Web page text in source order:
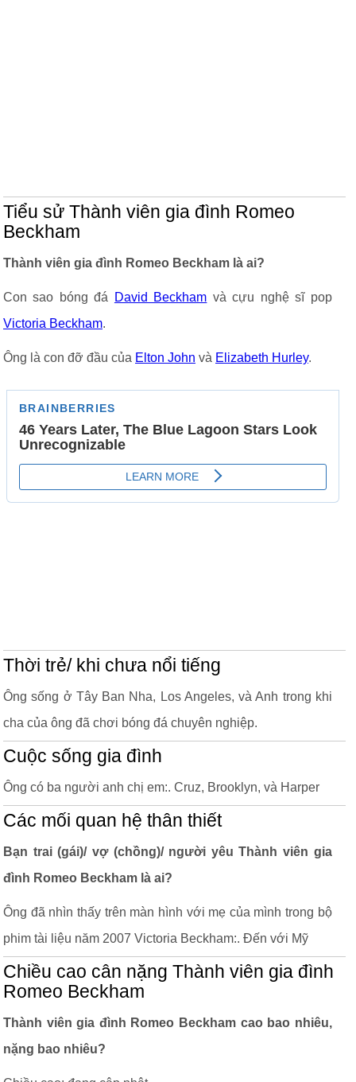
Tiểu sử Thành viên gia đình Romeo
Beckham
Thành viên gia đình Romeo Beckham là ai?
Con sao bóng đá David Beckham và cựu nghệ sĩ pop
Victoria Beckham.
Ông là con đỡ đầu của Elton John và Elizabeth Hurley.
Thời trẻ/ khi chưa nổi tiếng
Ông sống ở Tây Ban Nha, Los Angeles, và Anh trong khi
cha của ông đã chơi bóng đá chuyên nghiệp.
Cuộc sống gia đình
Ông có ba người anh chị em:. Cruz, Brooklyn, và Harper
Các mối quan hệ thân thiết
Bạn trai (gái)/ vợ (chồng)/ người yêu Thành viên gia
đình Romeo Beckham là ai?
Ông đã nhìn thấy trên màn hình với mẹ của mình trong bộ
phim tài liệu năm 2007 Victoria Beckham:. Đến với Mỹ
Chiều cao cân nặng Thành viên gia đình
Romeo Beckham
Thành viên gia đình Romeo Beckham cao bao nhiêu,
nặng bao nhiêu?